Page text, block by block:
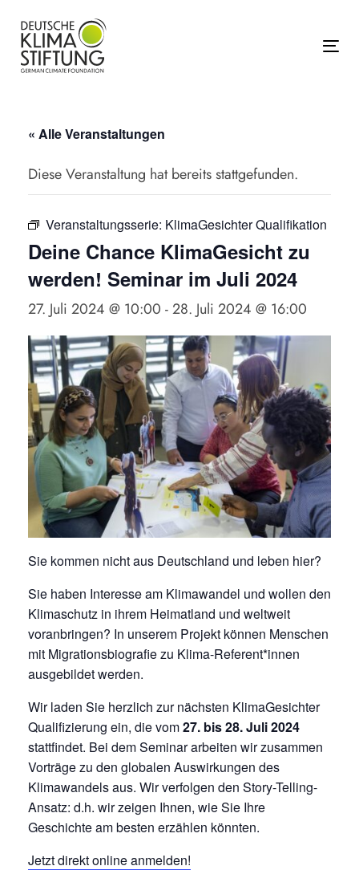
überspringen
primären
Navigation
springen
springen
« Alle Veranstaltungen
Diese Veranstaltung hat bereits stattgefunden.
Veranstaltungsserie: KlimaGesichter Qualifikation
Deine Chance KlimaGesicht zu
werden! Seminar im Juli 2024
27. Juli 2024 @ 10:00 -28. Juli 2024 @ 16:00
Sie kommen nicht aus Deutschland und leben hier?
Sie haben Interesse am Klimawandel und wollen den
Klimaschutz in ihrem Heimatland und weltweit
voranbringen? In unserem Projekt können Menschen
mit Migrationsbiografie zu Klima-Referent*innen
ausgebildet werden.
Wir laden Sie herzlich zur nächsten KlimaGesichter
Qualifizierung ein, die vom27. bis 28. Juli 2024
stattfindet. Bei dem Seminar arbeiten wir zusammen
Vorträge zu den globalen Auswirkungen des
Klimawandels aus. Wir verfolgen den Story-Telling-
Ansatz: d.h. wir zeigen Ihnen, wie Sie Ihre
Geschichte am besten erzählen könnten.
Jetzt direkt online anmelden!